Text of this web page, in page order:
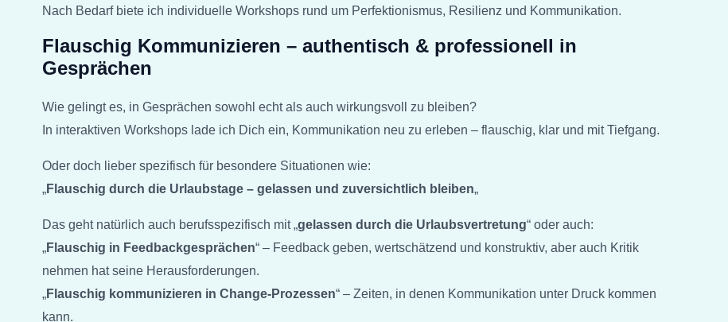
Nach Bedarf biete ich individuelle Workshops rund um Perfektionismus, Resilienz und Kommunikation.
Flauschig Kommunizieren – authentisch & professionell in
Gesprächen
Wie gelingt es, in Gesprächen sowohl echt als auch wirkungsvoll zu bleiben?
In interaktiven Workshops lade ich Dich ein, Kommunikation neu zu erleben – flauschig, klar und mit Tiefgang.
Oder doch lieber spezifisch für besondere Situationen wie:
„Flauschig durch die Urlaubstage – gelassen und zuversichtlich bleiben„
Das geht natürlich auch berufsspezifisch mit „gelassen durch die Urlaubsvertretung“ oder auch:
„Flauschig in Feedbackgesprächen“ – Feedback geben, wertschätzend und konstruktiv, aber auch Kritik
nehmen hat seine Herausforderungen.
„Flauschig kommunizieren in Change-Prozessen“ – Zeiten, in denen Kommunikation unter Druck kommen
kann.